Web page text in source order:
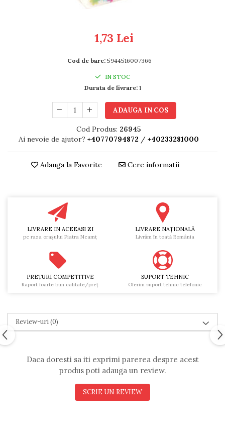
1,73 Lei
Cod de bare: 5944516007366
IN STOC
Durata de livrare:1
ADAUGA IN COS
Cod Produs: 26945
Ai nevoie de ajutor? +40770794872 / +40233281000
Adauga la Favorite Cere informatii
LIVRARE IN ACEEASI ZI
pe raza oraşului Piatra Neamţ
LIVRARE NAŢIONALĂ
Livrăm în toată România
PREŢURI COMPETITIVE
Raport foarte bun calitate/preţ
SUPORT TEHNIC
Oferim suport tehnic telefonic
Review-uri(0)
Daca doresti sa iti exprimi parerea despre acest
produs poti adauga un review.
SCRIE UN REVIEW